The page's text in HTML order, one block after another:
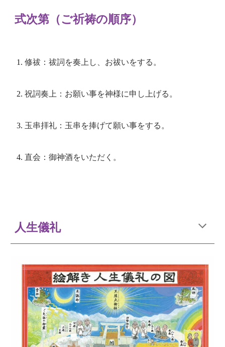
式次第（ご祈祷の順序）
修祓：祓詞を奏上し、お祓いをする。
祝詞奏上：お願い事を神様に申し上げる。
玉串拝礼：玉串を捧げて願い事をする。
直会：御神酒をいただく。
人生儀礼